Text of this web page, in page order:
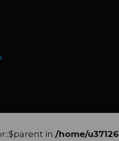
in /home/